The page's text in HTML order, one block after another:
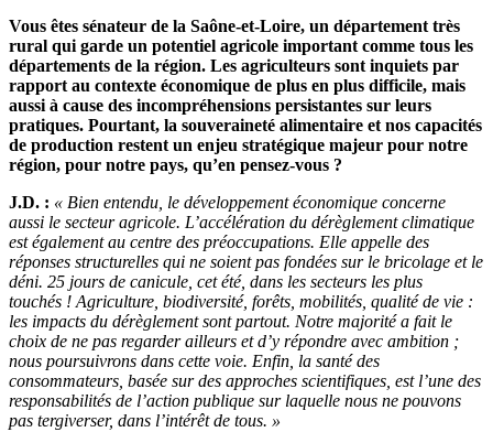
Vous êtes sénateur de la Saône-et-Loire, un département très
rural qui garde un potentiel agricole important comme tous les
départements de la région. Les agriculteurs sont inquiets par
rapport au contexte économique de plus en plus difficile, mais
aussi à cause des incompréhensions persistantes sur leurs
pratiques. Pourtant, la souveraineté alimentaire et nos capacités
de production restent un enjeu stratégique majeur pour notre
région, pour notre pays, qu’en pensez-vous ?
J.D. : « Bien entendu, le développement économique concerne
aussi le secteur agricole. L’accélération du dérèglement climatique
est également au centre des préoccupations. Elle appelle des
réponses structurelles qui ne soient pas fondées sur le bricolage et le
déni. 25 jours de canicule, cet été, dans les secteurs les plus
touchés ! Agriculture, biodiversité, forêts, mobilités, qualité de vie :
les impacts du dérèglement sont partout. Notre majorité a fait le
choix de ne pas regarder ailleurs et d’y répondre avec ambition ;
nous poursuivrons dans cette voie. Enfin, la santé des
consommateurs, basée sur des approches scientifiques, est l’une des
responsabilités de l’action publique sur laquelle nous ne pouvons
pas tergiverser, dans l’intérêt de tous. »